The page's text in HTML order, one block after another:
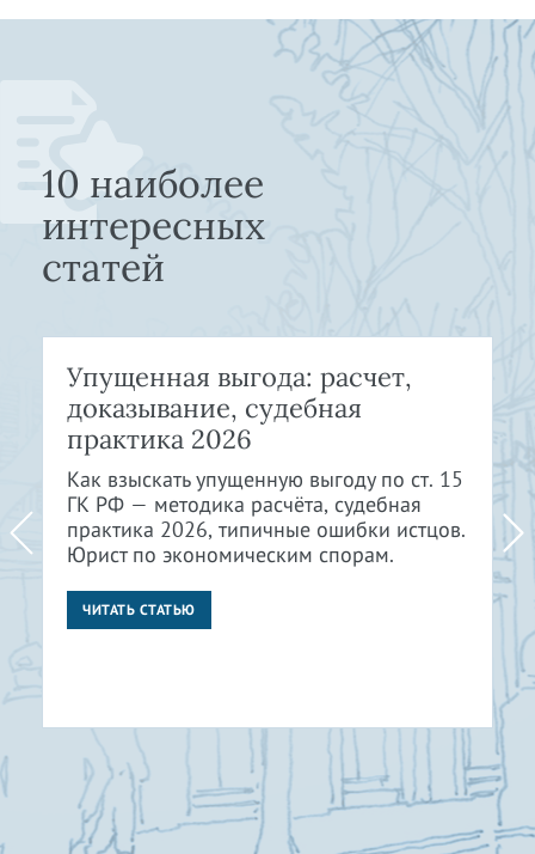
10 наиболее
интересных
статей
Упущенная выгода: расчет,
доказывание, судебная
практика 2026
Как взыскать упущенную выгоду по ст. 15
ГК РФ — методика расчёта, судебная
практика 2026, типичные ошибки истцов.
Юрист по экономическим спорам.
ЧИТАТЬ СТАТЬЮ